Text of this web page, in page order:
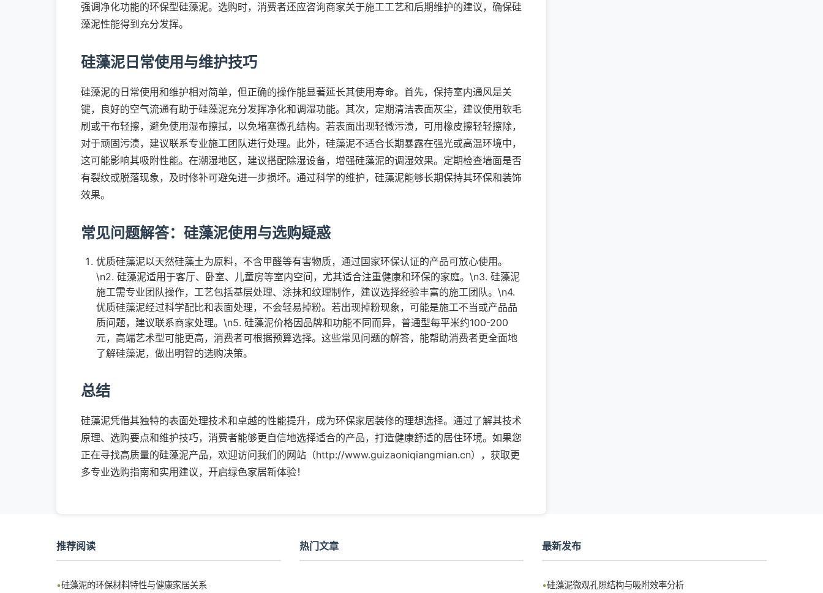
强调净化功能的环保型硅藻泥。选购时，消费者还应咨询商家关于施工工艺和后期维护的建议，确保硅
藻泥性能得到充分发挥。
硅藻泥日常使用与维护技巧
硅藻泥的日常使用和维护相对简单，但正确的操作能显著延长其使用寿命。首先，保持室内通风是关
键，良好的空气流通有助于硅藻泥充分发挥净化和调湿功能。其次，定期清洁表面灰尘，建议使用软毛
刷或干布轻擦，避免使用湿布擦拭，以免堵塞微孔结构。若表面出现轻微污渍，可用橡皮擦轻轻擦除，
对于顽固污渍，建议联系专业施工团队进行处理。此外，硅藻泥不适合长期暴露在强光或高温环境中，
这可能影响其吸附性能。在潮湿地区，建议搭配除湿设备，增强硅藻泥的调湿效果。定期检查墙面是否
有裂纹或脱落现象，及时修补可避免进一步损坏。通过科学的维护，硅藻泥能够长期保持其环保和装饰
效果。
常见问题解答：硅藻泥使用与选购疑惑
优质硅藻泥以天然硅藻土为原料，不含甲醛等有害物质，通过国家环保认证的产品可放心使用。
\n2. 硅藻泥适用于客厅、卧室、儿童房等室内空间，尤其适合注重健康和环保的家庭。\n3. 硅藻泥
施工需专业团队操作，工艺包括基层处理、涂抹和纹理制作，建议选择经验丰富的施工团队。\n4.
优质硅藻泥经过科学配比和表面处理，不会轻易掉粉。若出现掉粉现象，可能是施工不当或产品品
质问题，建议联系商家处理。\n5. 硅藻泥价格因品牌和功能不同而异，普通型每平米约100-200
元，高端艺术型可能更高，消费者可根据预算选择。这些常见问题的解答，能帮助消费者更全面地
了解硅藻泥，做出明智的选购决策。
总结
硅藻泥凭借其独特的表面处理技术和卓越的性能提升，成为环保家居装修的理想选择。通过了解其技术
原理、选购要点和维护技巧，消费者能够更自信地选择适合的产品，打造健康舒适的居住环境。如果您
正在寻找高质量的硅藻泥产品，欢迎访问我们的网站（http://www.guizaoniqiangmian.cn），获取更
多专业选购指南和实用建议，开启绿色家居新体验！
推荐阅读
硅藻泥的环保材料特性与健康家居关系
热门文章 最新发布
硅藻泥微观孔隙结构与吸附效率分析